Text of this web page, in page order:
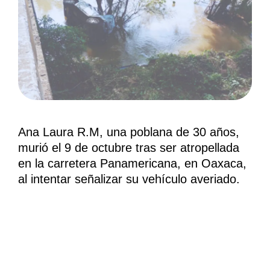
Ana Laura R.M, una poblana de 30 años,
murió el 9 de octubre tras ser atropellada
en la carretera Panamericana, en Oaxaca,
al intentar señalizar su vehículo averiado.